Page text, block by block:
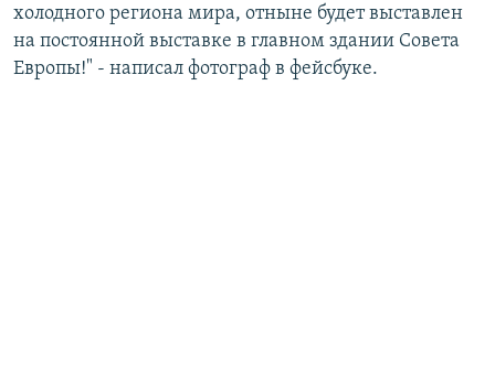
холодного региона мира, отныне будет выставлен
на постоянной выставке в главном здании Совета
Европы!" - написал фотограф в фейсбуке.